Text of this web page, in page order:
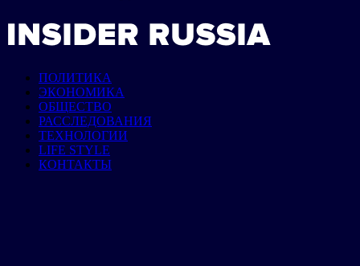
ПОЛИТИКА
ЭКОНОМИКА
ОБЩЕСТВО
РАССЛЕДОВАНИЯ
ТЕХНОЛОГИИ
LIFE STYLE
КОНТАКТЫ